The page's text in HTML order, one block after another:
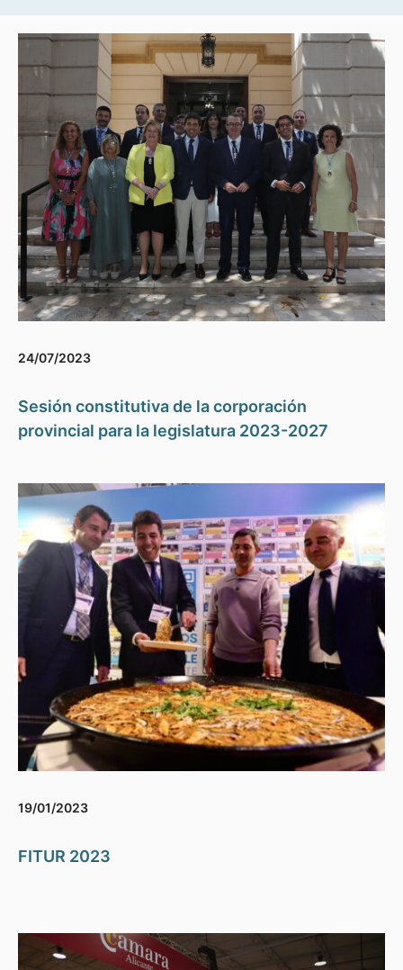
24/07/2023
Sesión constitutiva de la corporación
provincial para la legislatura 2023-2027
19/01/2023
FITUR 2023